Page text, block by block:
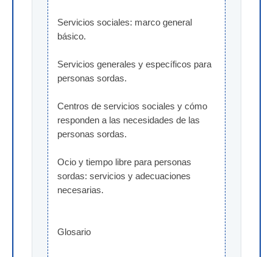
Servicios sociales: marco general
básico.
Servicios generales y específicos para
personas sordas.
Centros de servicios sociales y cómo
responden a las necesidades de las
personas sordas.
Ocio y tiempo libre para personas
sordas: servicios y adecuaciones
necesarias.
Glosario